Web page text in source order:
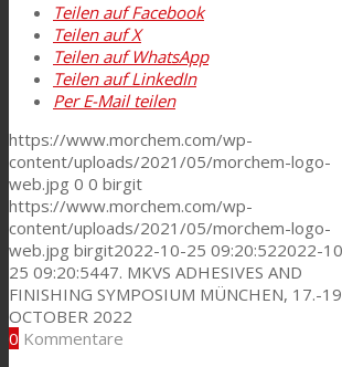
Teilen auf Facebook
Teilen auf X
Teilen auf WhatsApp
Teilen auf LinkedIn
Per E-Mail teilen
https://www.morchem.com/wp-
content/uploads/2021/05/morchem-logo-
web.jpg 0 0 birgit
https://www.morchem.com/wp-
content/uploads/2021/05/morchem-logo-
web.jpg birgit2022-10-25 09:20:522022-
25 09:20:5447. MKVS ADHESIVES AND
FINISHING SYMPOSIUM MÜNCHEN, 17.-
OCTOBER 2022
0 Kommentare